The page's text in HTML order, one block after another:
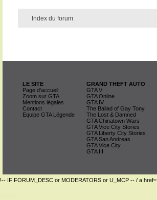
Index du forum
LE SITE
Page d'accueil
Zoom sur GTA
Mentions légales
Contact
Equipe GTA Légende
GRAND THEFT AUTO
GTA V
GTA Online
GTA IV
The Ballad of Gay Tony
The Lost & Damned
GTA Chinatown Wars
GTA Vice City Stories
GTA Liberty City Stories
GTA San Andreas
GTA Vice City
GTA III
!-- IF FORUM_DESC or MODERATORS or U_MCP -- / a href=